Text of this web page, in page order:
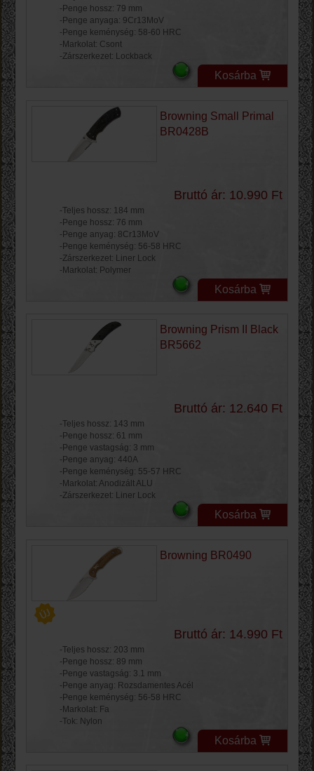
-Penge hossz: 79 mm
-Penge anyaga: 9Cr13MoV
-Penge keménység: 58-60 HRC
-Markolat: Csont
-Zárszerkezet: Lockback
Kosárba
Browning Small Primal
BR0428B
Bruttó ár: 10.990 Ft
-Teljes hossz: 184 mm
-Penge hossz: 76 mm
-Penge anyag: 8Cr13MoV
-Penge keménység: 56-58 HRC
-Zárszerkezet: Liner Lock
-Markolat: Polymer
Kosárba
Browning Prism II Black
BR5662
Bruttó ár: 12.640 Ft
-Teljes hossz: 143 mm
-Penge hossz: 61 mm
-Penge vastagság: 3 mm
-Penge anyag: 440A
-Penge keménység: 55-57 HRC
-Markolat: Anodizált ALU
-Zárszerkezet: Liner Lock
Kosárba
Browning BR0490
Bruttó ár: 14.990 Ft
-Teljes hossz: 203 mm
-Penge hossz: 89 mm
-Penge vastagság: 3.1 mm
-Penge anyag: Rozsdamentes Acél
-Penge keménység: 56-58 HRC
-Markolat: Fa
-Tok: Nylon
Kosárba